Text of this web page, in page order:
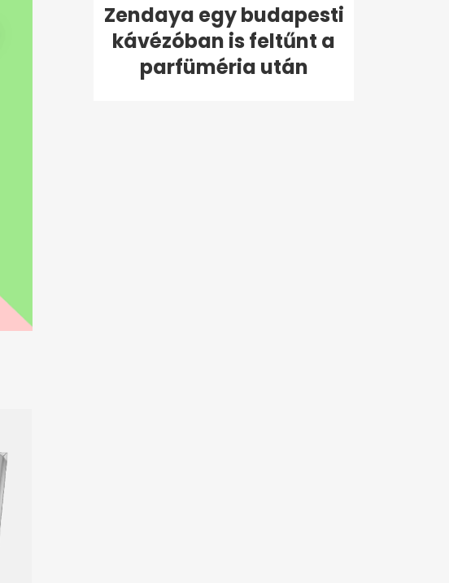
Zendaya egy budapesti
kávézóban is feltűnt a
parfüméria után